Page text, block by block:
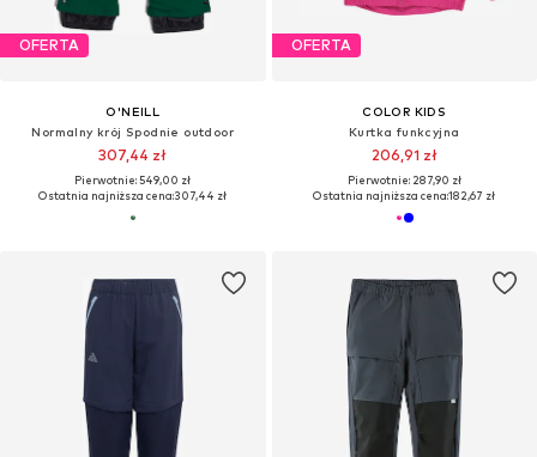
OFERTA
O'NEILL
Normalny krój Spodnie outdoor
307,44 zł
Pierwotnie: 549,00 zł
Ostatnia najniższa cena:307,44 zł
OFERTA
COLOR KIDS
Kurtka funkcyjna
206,91 zł
Pierwotnie: 287,90 zł
Ostatnia najniższa cena:182,67 zł